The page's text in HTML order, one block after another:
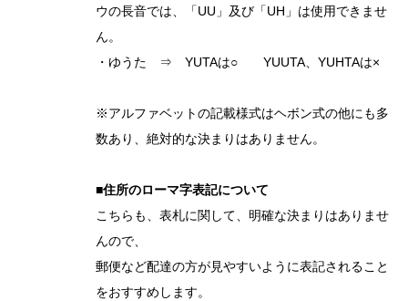
ウの長音では、「UU」及び「UH」は使用できませ
ん。
・ゆうた ⇒ YUTAは○ YUUTA、YUHTAは×
※アルファベットの記載様式はヘボン式の他にも多
数あり、絶対的な決まりはありません。
■住所のローマ字表記について
こちらも、表札に関して、明確な決まりはありませ
んので、
郵便など配達の方が見やすいように表記されること
をおすすめします。